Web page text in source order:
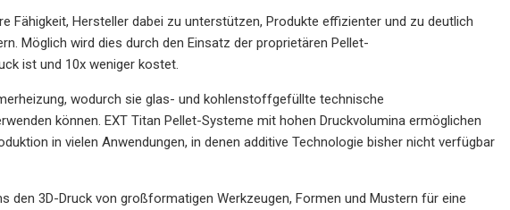
Fähigkeit, Hersteller dabei zu unterstützen, Produkte effizienter und zu deutlich
Möglich wird dies durch den Einsatz der proprietären Pellet-
ist und 10x weniger kostet.
wodurch sie glas- und kohlenstoffgefüllte technische
können. EXT Titan Pellet-Systeme mit hohen Druckvolumina ermöglichen
in vielen Anwendungen, in denen additive Technologie bisher nicht verfügbar
den 3D-Druck von großformatigen Werkzeugen, Formen und Mustern für eine